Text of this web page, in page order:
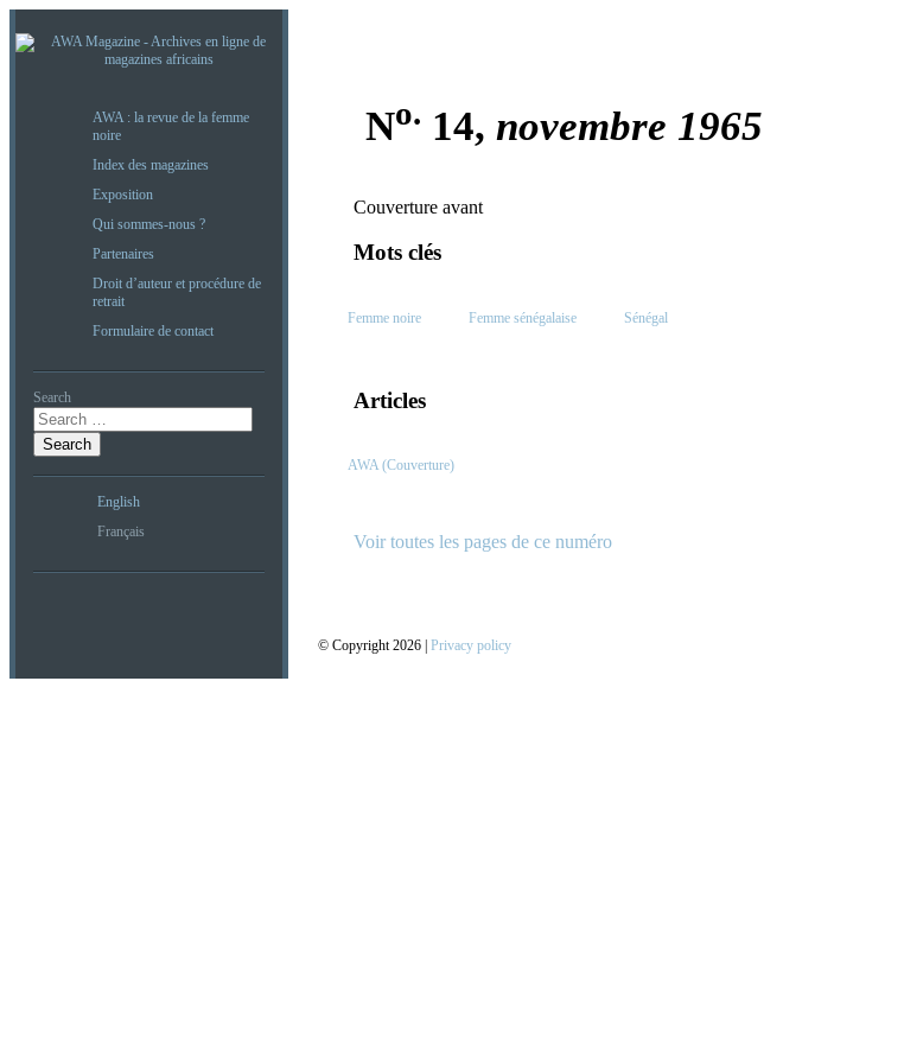
AWA : la revue de la femme
noire
Index des magazines
Exposition
Qui sommes-nous ?
Partenaires
Droit d’auteur et procédure de
retrait
Formulaire de contact
Search
English
Français
No. 14, novembre 1965
Couverture avant
Mots clés
Femme noire Femme sénégalaise Sénégal
Articles
AWA (Couverture)
Voir toutes les pages de ce numéro
© Copyright 2026 | Privacy policy